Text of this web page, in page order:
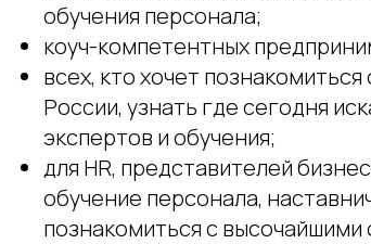
обучения персонала;
коуч-компетентных
всех, кто хочет
России, узнать где сегодня
экспертов и обучения;
для HR, представителей
обучение персонала,
познакомиться с высочайшими